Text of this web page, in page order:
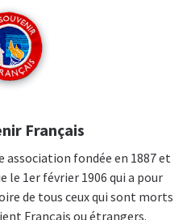
Français
association fondée en 1887 et
le 1er février 1906 qui a pour
de tous ceux qui sont morts
Français ou étrangers.